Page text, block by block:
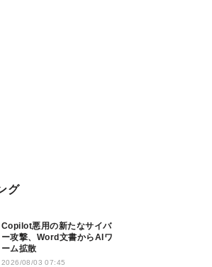
グ
Copilot悪用の新たなサイバ
ー攻撃、Word文書からAIワ
ーム拡散
2026/08/03 07:45